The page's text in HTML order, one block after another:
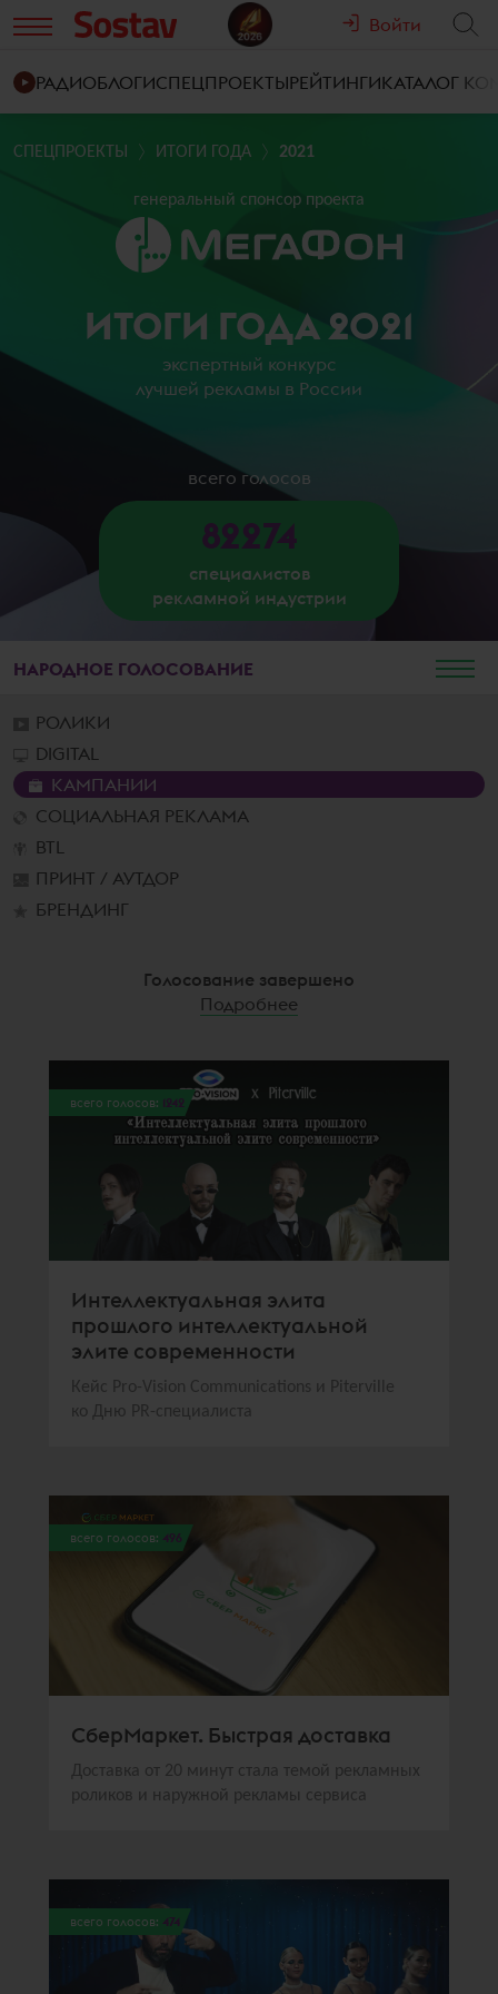
Войти
РАДИОБЛОГИСПЕЦПРОЕКТЫРЕЙТИНГИКАТАЛОГ
СПЕЦПРОЕКТЫ ИТОГИ ГОДА 2021
генеральный спонсор проекта
ИТОГИ ГОДА 2021
экспертный конкурс
лучшей рекламы в России
всего голосов
82274
специалистов
рекламной индустрии
НАРОДНОЕ ГОЛОСОВАНИЕ
РОЛИКИ
DIGITAL
КАМПАНИИ
СОЦИАЛЬНАЯ РЕКЛАМА
BTL
ПРИНТ / АУТДОР
БРЕНДИНГ
Голосование завершено
Подробнее
всего голосов: 1242
Интеллектуальная элита
прошлого интеллектуальной
элите современности
Кейс Pro-Vision Communications и Piterville
ко Дню PR-специалиста
всего голосов: 496
СберМаркет. Быстрая доставка
Доставка от 20 минут стала темой рекламных
роликов и наружной рекламы сервиса
всего голосов: 474